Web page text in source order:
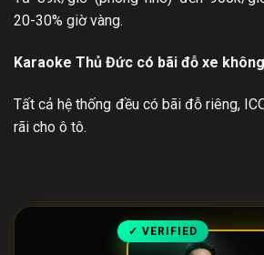
20-30% giờ vàng.
Karaoke Thủ Đức có bãi đỗ xe
Tất cả hệ thống đều có bãi đỗ riêng,
rãi cho ô tô.
✓ VERIFIED